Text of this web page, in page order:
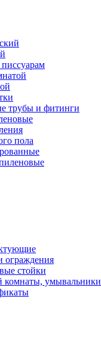
трубы и фитинги
пола
ограждения
стойки
комнаты, умывальники